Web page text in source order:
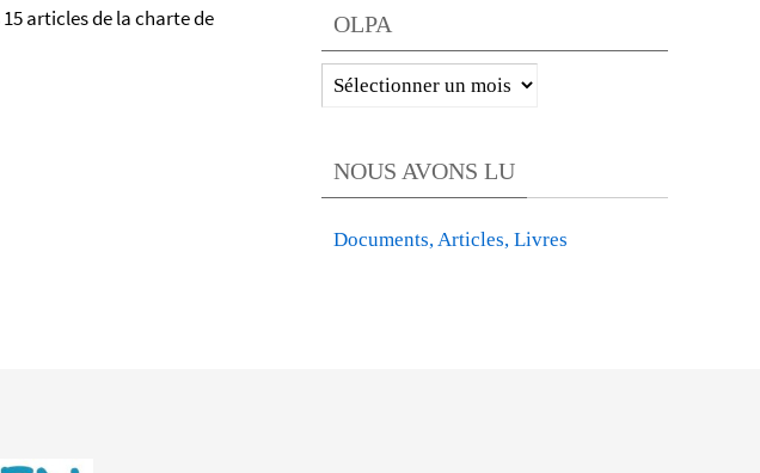
articles de la charte de
catégories
OLPA
Archive
des
TRIBUNE
NOUS AVONS LU
Documents, Articles, Livres